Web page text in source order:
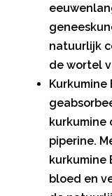
natuurlijk
de wortel
Kurkumine
kurkumine
piperine.
kurkumine
bloed en